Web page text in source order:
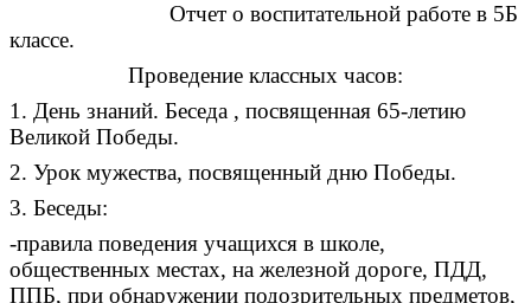
Отчет о воспитательной работе в 5Б
классе.
Проведение классных часов:
1. День знаний. Беседа , посвященная 65-летию
Великой Победы.
2. Урок мужества, посвященный дню Победы.
3. Беседы:
-правила поведения учащихся в школе,
общественных местах, на железной дороге, ПДД,
ППБ, при обнаружении подозрительных предметов,